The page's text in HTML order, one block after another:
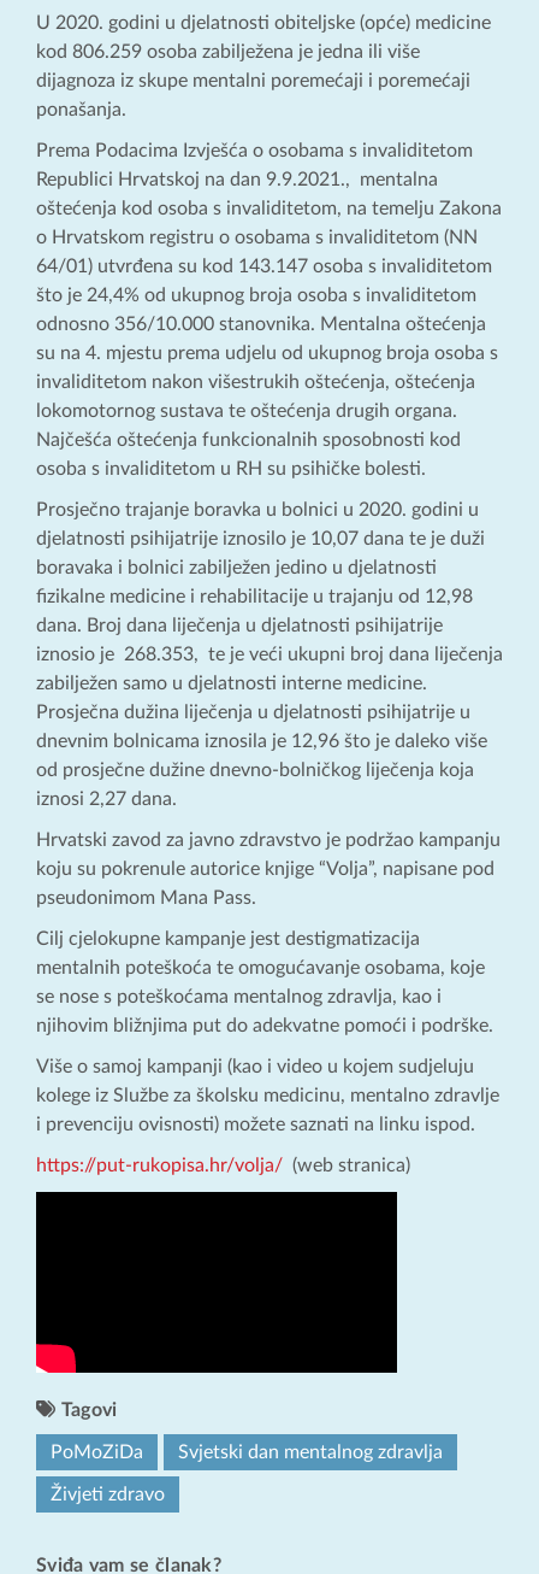
U 2020. godini u djelatnosti obiteljske (opće) medicine
kod 806.259 osoba zabilježena je jedna ili više
dijagnoza iz skupe mentalni poremećaji i poremećaji
ponašanja.
Prema Podacima Izvješća o osobama s invaliditetom
Republici Hrvatskoj na dan 9.9.2021., mentalna
oštećenja kod osoba s invaliditetom, na temelju Zakona
o Hrvatskom registru o osobama s invaliditetom (NN
64/01) utvrđena su kod 143.147 osoba s invaliditetom
što je 24,4% od ukupnog broja osoba s invaliditetom
odnosno 356/10.000 stanovnika. Mentalna oštećenja
su na 4. mjestu prema udjelu od ukupnog broja osoba s
invaliditetom nakon višestrukih oštećenja, oštećenja
lokomotornog sustava te oštećenja drugih organa.
Najčešća oštećenja funkcionalnih sposobnosti kod
osoba s invaliditetom u RH su psihičke bolesti.
Prosječno trajanje boravka u bolnici u 2020. godini u
djelatnosti psihijatrije iznosilo je 10,07 dana te je duži
boravaka i bolnici zabilježen jedino u djelatnosti
fizikalne medicine i rehabilitacije u trajanju od 12,98
dana. Broj dana liječenja u djelatnosti psihijatrije
iznosio je 268.353, te je veći ukupni broj dana liječenja
zabilježen samo u djelatnosti interne medicine.
Prosječna dužina liječenja u djelatnosti psihijatrije u
dnevnim bolnicama iznosila je 12,96 što je daleko više
od prosječne dužine dnevno-bolničkog liječenja koja
iznosi 2,27 dana.
Hrvatski zavod za javno zdravstvo je podržao kampanju
koju su pokrenule autorice knjige “Volja”, napisane pod
pseudonimom Mana Pass.
Cilj cjelokupne kampanje jest destigmatizacija
mentalnih poteškoća te omogućavanje osobama, koje
se nose s poteškoćama mentalnog zdravlja, kao i
njihovim bližnjima put do adekvatne pomoći i podrške.
Više o samoj kampanji (kao i video u kojem sudjeluju
kolege iz Službe za školsku medicinu, mentalno zdravlje
i prevenciju ovisnosti) možete saznati na linku ispod.
https://put-rukopisa.hr/volja/ (web stranica)
Tagovi
PoMoZiDa Svjetski dan mentalnog zdravlja
Živjeti zdravo
Sviđa vam se članak?